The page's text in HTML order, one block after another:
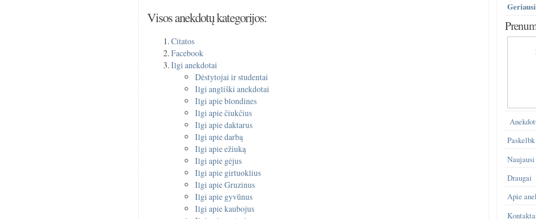
Visos anekdotų kategorijos:
Citatos
Facebook
Ilgi anekdotai
Dėstytojai ir studentai
Ilgi angliški anekdotai
Ilgi apie blondines
Ilgi apie čiukčius
Ilgi apie daktarus
Ilgi apie darbą
Ilgi apie ežiuką
Ilgi apie gėjus
Ilgi apie girtuoklius
Ilgi apie Gruzinus
Ilgi apie gyvūnus
Ilgi apie kaubojus
Draugai
Apie